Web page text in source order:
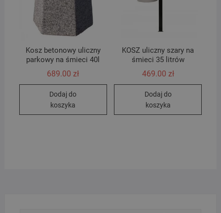
Kosz betonowy uliczny
parkowy na śmieci 40l
689.00zł
Dodaj do
koszyka
KOSZ uliczny szary na
śmieci 35 litrów
469.00 zł
Dodaj do
koszyka